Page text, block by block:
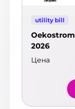
utility bill
Oekostrom
2026
Цена